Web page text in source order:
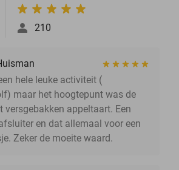
210
hele leuke activiteit (
maar het hoogtepunt was de
versgebakken appeltaart. Een
en dat allemaal voor een
Zeker de moeite waard.